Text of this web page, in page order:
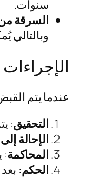
سنوات.
السرقة
وبالتالي
الإجراءات
عندما يتم
التحقيق:
الإحالة
المحاكمة:
الحكم: